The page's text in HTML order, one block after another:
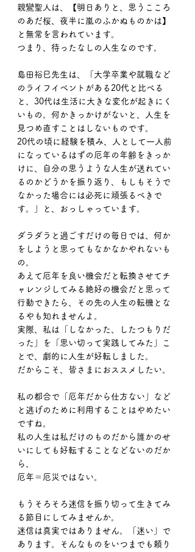
親鸞聖人は、【明日ありと、思うこころ
のあだ桜、夜半に嵐のふかぬものかは】
と無常を言われています。
つまり、待ったなしの人生なのです。
島田裕巳先生は、「大学卒業や就職など
のライフイベントがある20代と比べる
と、30代は生活に大きな変化が起きにく
いもの。何かきっかけがないと、人生を
見つめ直すことはしないものです。
20代の頃に経験を積み、人として一人前
になっているはずの厄年の年齢をきっか
けに、自分の思うような人生が送れてい
るのかどうかを振り返り、もしもそうで
なかった場合には必死に頑張るべきで
す。」と、おっしゃっています。
ダラダラと過ごすだけの毎日では、何か
をしようと思ってもなかなかやれないも
の。
あえて厄年を良い機会だと転換させてチ
ャレンジしてみる絶好の機会だと思って
行動できたら、その先の人生の転機とな
るやも知れませんよ。
実際、私は「しなかった、したつもりだ
った」を「思い切って実践してみた」こ
とで、劇的に人生が好転しました。
だからこそ、皆さまにおススメしたい。
私の都合で「厄年だから仕方ない」など
と逃げのために利用することはやめたい
ですね。
私の人生は私だけのものだから誰かのせ
いにしても好転することなどないのだか
ら、
厄年＝厄災ではない。
もうそろそろ迷信を振り切って生きてみ
る節目にしてみませんか。
迷信は真実ではありません。「迷い」で
あります。そんなものをいつまでも頼り